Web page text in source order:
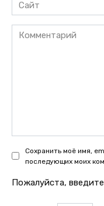
Комментарий
Сохранить моё имя,
последующих моих
Пожалуйста,